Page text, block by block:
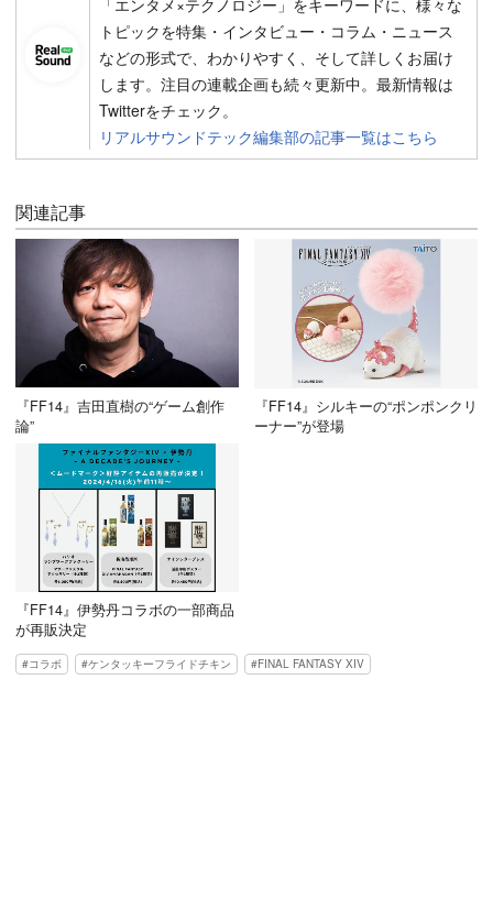
「エンタメ×テクノロジー」をキーワードに、様々な
トピックを特集・インタビュー・コラム・ニュース
などの形式で、わかりやすく、そして詳しくお届け
します。注目の連載企画も続々更新中。最新情報は
Twitterをチェック。
リアルサウンドテック編集部の記事一覧はこちら
関連記事
『FF14』吉田直樹の“ゲーム創作
論”
『FF14』シルキーの“ポンポンクリ
ーナー”が登場
『FF14』伊勢丹コラボの一部商品
が再販決定
コラボ ケンタッキーフライドチキン FINAL FANTASY XIV